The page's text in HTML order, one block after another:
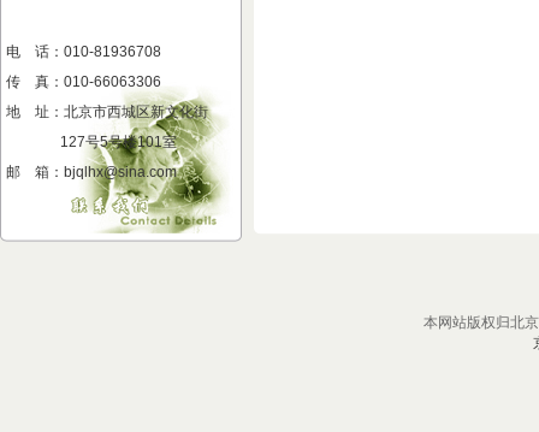
电 话：010-81936708
传 真 ： 010-66063306
地 址 ： 北京市西城区新文化街
127号5号楼101室
邮 箱：bjqlhx@sina.com
本网站版权归北